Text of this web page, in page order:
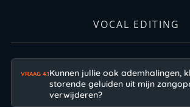
VOCAL EDITING
VRAAG 4.1Kunnen jullie ook ademhalingen,
storende geluiden uit mijn
verwijderen?